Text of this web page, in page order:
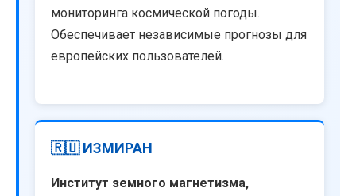
мониторинга космической погоды.
Обеспечивает независимые прогнозы для
европейских пользователей.
🇷🇺 ИЗМИРАН
Институт земного магнетизма,